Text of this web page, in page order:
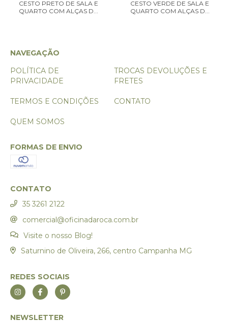
CESTO PRETO DE SALA E
QUARTO COM ALÇAS D...
CESTO VERDE DE SALA E
QUARTO COM ALÇAS D...
NAVEGAÇÃO
POLÍTICA DE
PRIVACIDADE
TROCAS DEVOLUÇÕES E
FRETES
TERMOS E CONDIÇÕES CONTATO
QUEM SOMOS
FORMAS DE ENVIO
CONTATO
35 3261 2122
comercial@oficinadaroca.com.br
Visite o nosso Blog!
Saturnino de Oliveira, 266, centro Campanha MG
REDES SOCIAIS
NEWSLETTER